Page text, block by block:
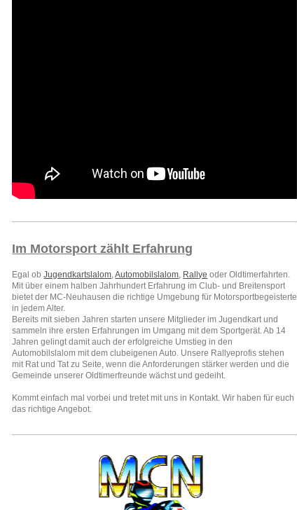
Im Motorsport zählt Erfahrung
Egal obJugendkartslalom ,Automobilslalom Rallye oder Oldtimerfahrten.
Mit über einem halben Jahrhundert Erfahrung im Club- und Breitensport
bietet der MC-Neuhausen die richtige Umgebung für Motorsportbegeisterte
in jedem Alter.
Bereits mit sieben Jahren starten unsere Mitglieder im Jugendkart und
sammeln ihre ersten Erfahrungen im Umgang mit dem Sportgerät. Ab 14
Jahren gelingt damit auch der erfolgreiche Umstieg in den
Automobilslalom mit dem clubeigenen Auto. Unsere Rallyeprofis stehen
mit Rat und Tat zu Seite, wenn die Anforderungen stärker werden und die
Gemeinde unserer Oldtimerfreunde wächst und gedeiht.
Kommt einfach mal vorbei und tretet mit uns in Kontakt. Wir haben für euch
das richtige Angebot.